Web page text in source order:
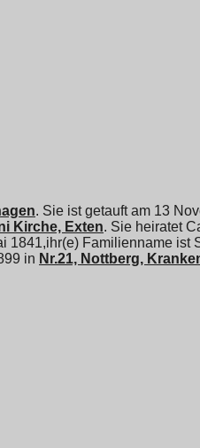
. Sie ist getauft am 13
Kirche, Exten. Sie heiratet
1841,ihr(e) Familienname ist
in Nr.21, Nottberg,